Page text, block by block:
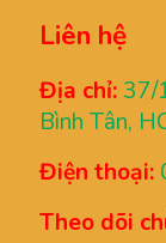
Liên hệ
Địa chỉ: 37/
Bình Tân,
Điện thoại:
Theo dõi